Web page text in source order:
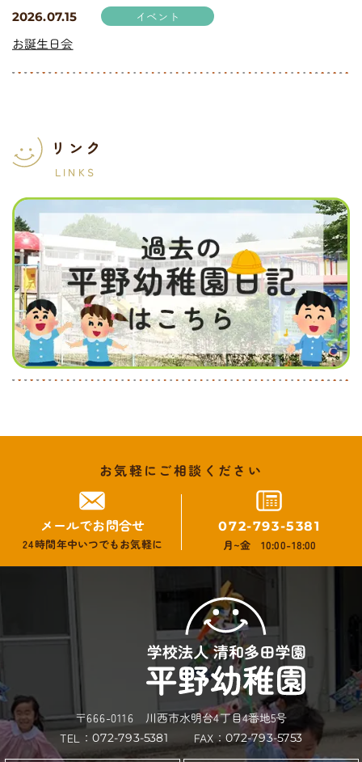
2026.07.15 イベント
お誕生日会
リンク
LINKS
お気軽にご相談ください
メールでお問合せ
24時間年中いつでもお気軽に
072-793-5381
月~金 10:00-18:00
〒666-0116 川西市水明台4丁目4番地5号
TEL：072-793-5381 FAX： 072-793-5753